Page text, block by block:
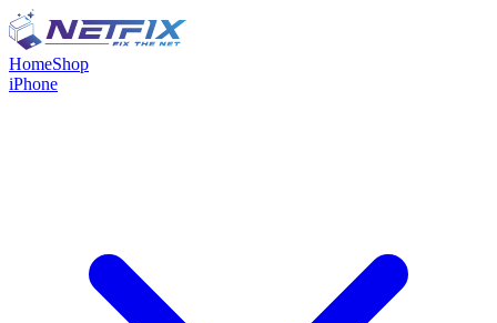
HomeShop
iPhone